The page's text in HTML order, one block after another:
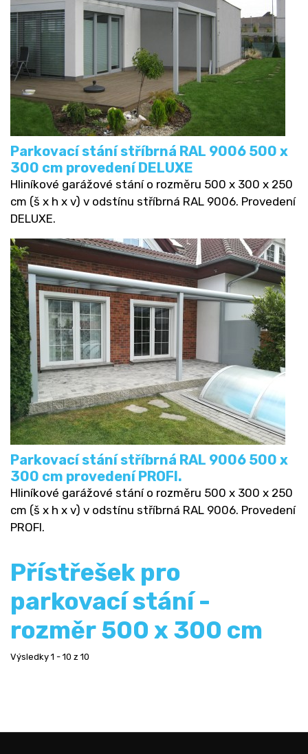
Parkovací stání stříbrná RAL 9006 500 x
300 cm provedení DELUXE
Hliníkové garážové stání o rozměru 500 x 300 x 250
cm (š x h x v) v odstínu stříbrná RAL 9006. Provedení
DELUXE.
Parkovací stání stříbrná RAL 9006 500 x
300 cm provedení PROFI.
Hliníkové garážové stání o rozměru 500 x 300 x 250
cm (š x h x v) v odstínu stříbrná RAL 9006. Provedení
PROFI.
Přístřešek pro
parkovací stání -
rozměr 500 x 300 cm
Výsledky 1 - 10 z 10